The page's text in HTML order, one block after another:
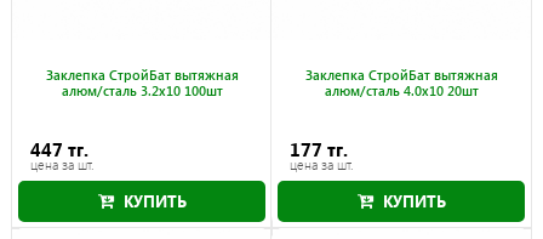
Заклепка СтройБат вытяжная
алюм/сталь 3.2x10 100шт
447 тг.
цена за шт.
КУПИТЬ
Заклепка СтройБат вытяжная
алюм/сталь 4.0x10 20шт
177 тг.
цена за шт.
КУПИТЬ